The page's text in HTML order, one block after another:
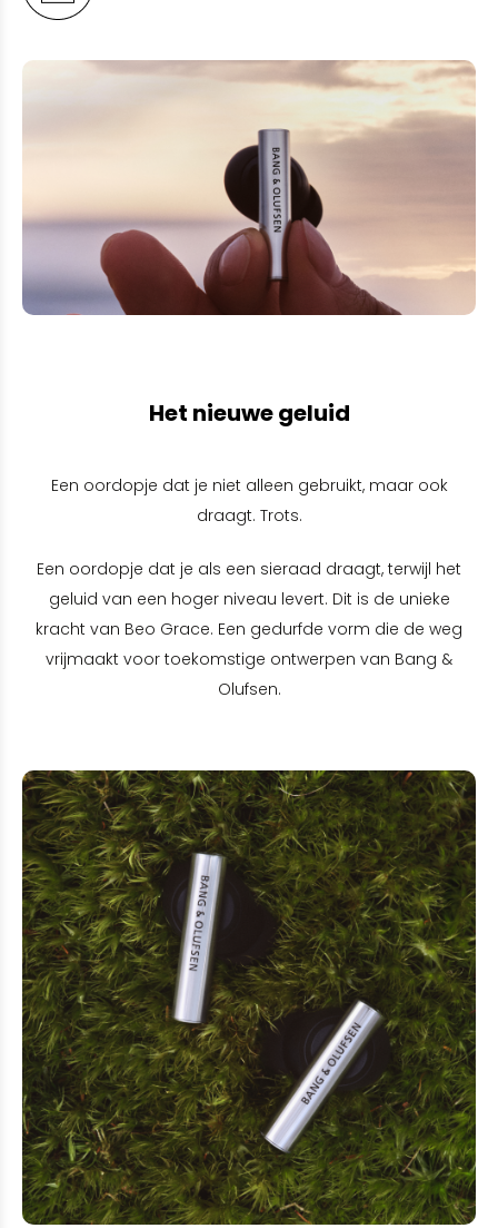
Het nieuwe geluid
Een oordopje dat je niet alleen gebruikt, maar ook
draagt. Trots.
Een oordopje dat je als een sieraad draagt, terwijl het
geluid van een hoger niveau levert. Dit is de unieke
kracht van Beo Grace. Een gedurfde vorm die de weg
vrijmaakt voor toekomstige ontwerpen van Bang &
Olufsen.